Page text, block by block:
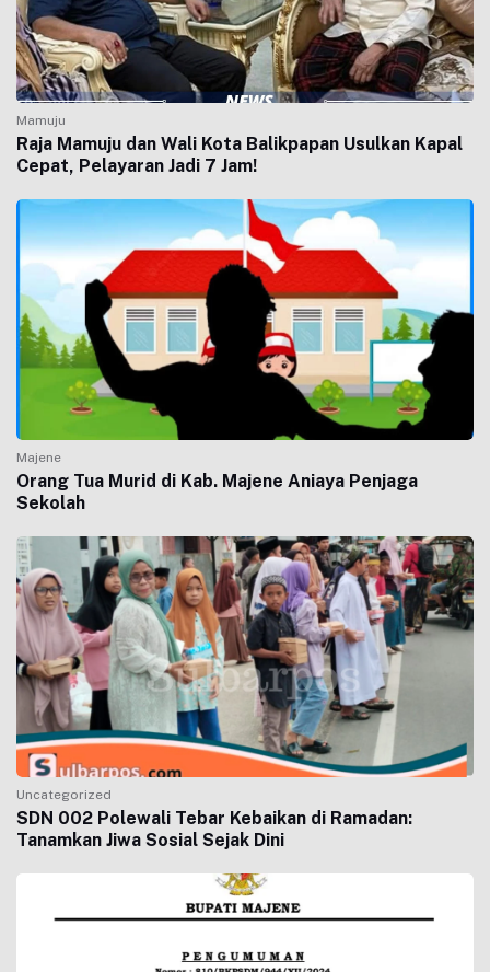
Mamuju
Raja Mamuju dan Wali Kota Balikpapan Usulkan Kapal
Cepat, Pelayaran Jadi 7 Jam!
Majene
Orang Tua Murid di Kab. Majene Aniaya Penjaga
Sekolah
Uncategorized
SDN 002 Polewali Tebar Kebaikan di Ramadan:
Tanamkan Jiwa Sosial Sejak Dini